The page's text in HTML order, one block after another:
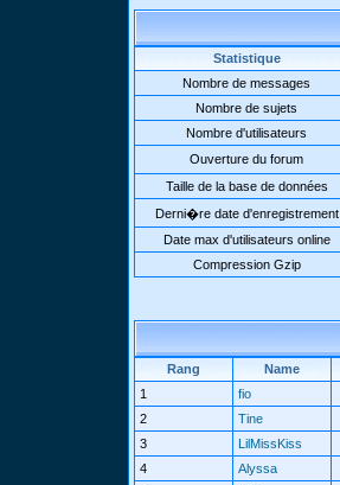
Statistique
Nombre de messages
Nombre de sujets
Nombre d'utilisateurs
Ouverture du forum
Taille de la base de données
Derni�re date d'enregistrement
Date max d'utilisateurs online
Compression Gzip
Rang Name
1
fio
2
Tine
3
LilMissKiss
4
Alyssa